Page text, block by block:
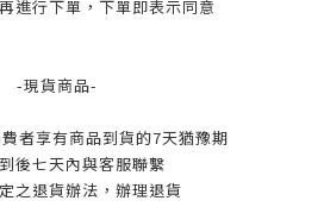
進行下單，下單即表示同意
-現貨商品-
者享有商品到貨的7天猶豫期
後七天內與客服聯繫
之退貨辦法，辦理退貨